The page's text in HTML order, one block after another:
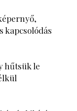
kapcsolódás
hűtsük le